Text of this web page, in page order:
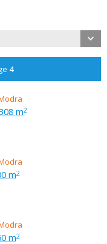
4
m2
m2
m2